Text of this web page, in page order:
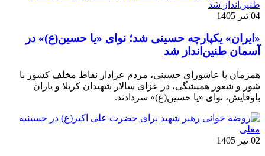
04 تیر 1405
«ایران» یکپارچه حسینی شد؛ نوای «یا حسین(ع)» در
آسمان طنین‌انداز شد
همزمان با عاشورای حسینی، مردم عزادار نقاط مخلف کشور با
شور و شعور همیشگی، در عزای سالار شهیدان کربلا و یاران
باوفایش، نوای «یا حسین(ع)» سردادند.
02 تیر 1405